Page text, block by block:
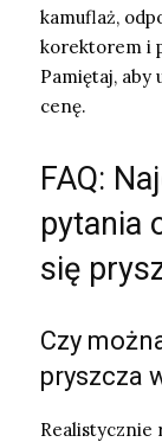
kamuflaż,
korektorem i
Pamiętaj, aby
cenę.
FAQ:
pytania
się
Czy
pryszcza
Realistycznie